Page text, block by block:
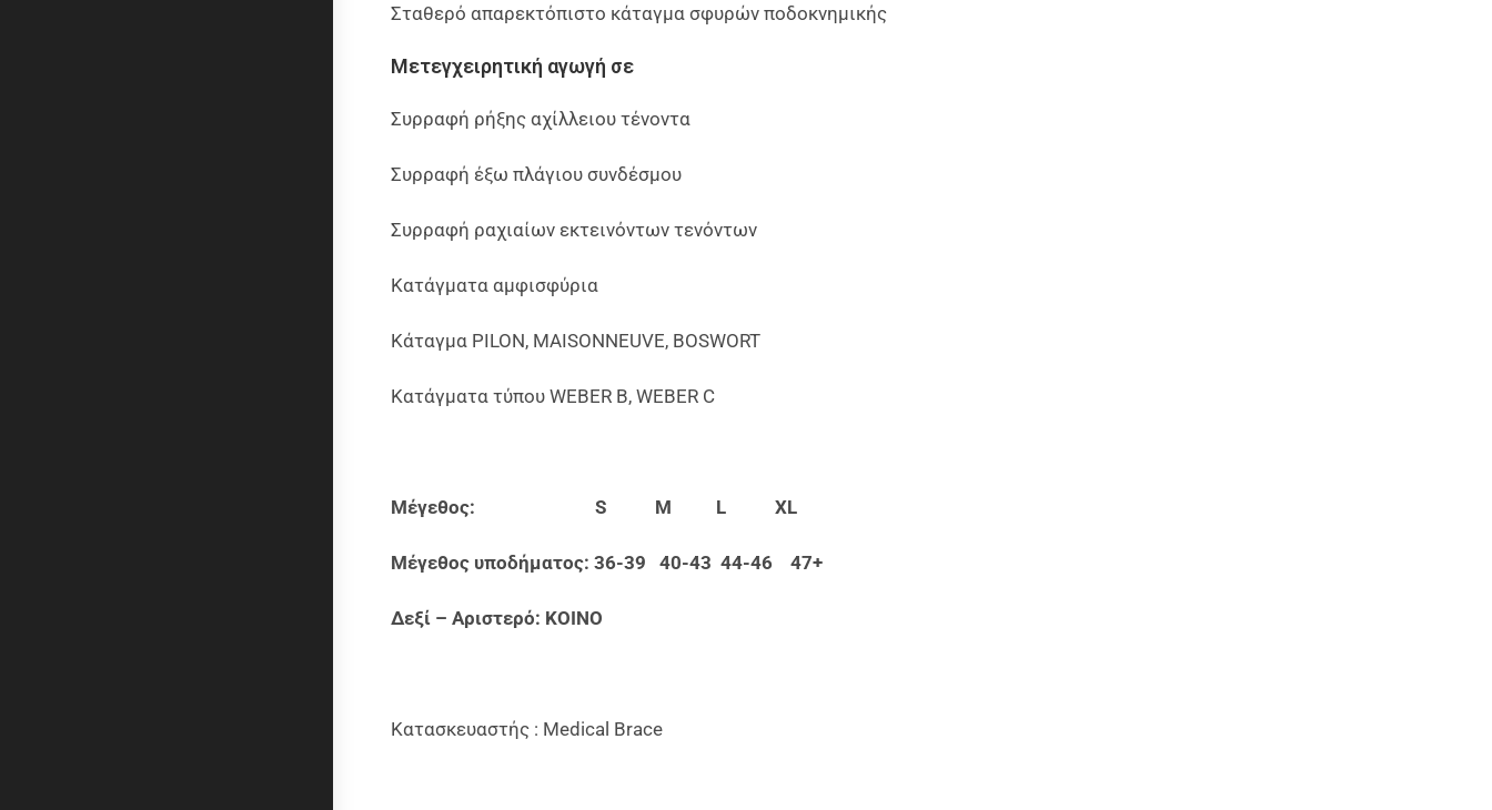
Σταθερό απαρεκτόπιστο κάταγμα σφυρών ποδοκνημικής
Μετεγχειρητική αγωγή σε
Συρραφή ρήξης αχίλλειου τένοντα
Συρραφή έξω πλάγιου συνδέσμου
Συρραφή ραχιαίων εκτεινόντων τενόντων
Κατάγματα αμφισφύρια
Κάταγμα PILON, MAISONNEUVE, BOSWORT
Κατάγματα τύπου WEBER B, WEBER C
Μέγεθος: S M L XL
Μέγεθος υποδήματος: 36-39 40-43 44-46 47+
Δεξί – Αριστερό: ΚΟΙΝΟ
Κατασκευαστής : Medical Brace